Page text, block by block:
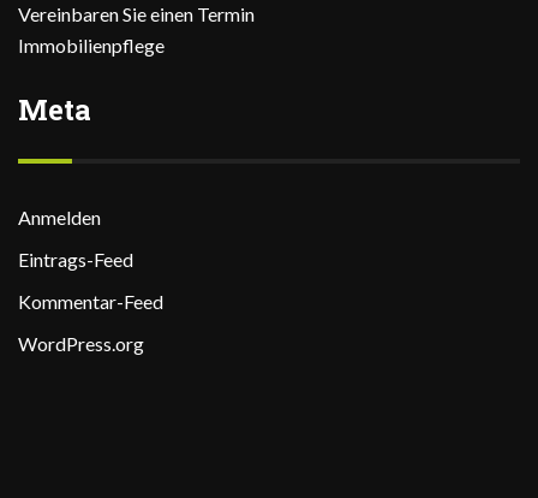
Vereinbaren Sie einen Termin
Immobilienpflege
Meta
Anmelden
Eintrags-Feed
Kommentar-Feed
WordPress.org